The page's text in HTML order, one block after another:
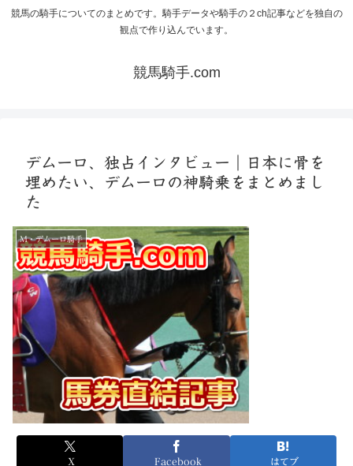
競馬の騎手についてのまとめです。騎手データや騎手の２ch記事などを独自の
観点で作り込んでいます。
競馬騎手.com
デムーロ、独占インタビュー｜日本に骨を
埋めたい、デムーロの神騎乗をまとめまし
た
M・デムーロ騎手
X Facebook はてブ